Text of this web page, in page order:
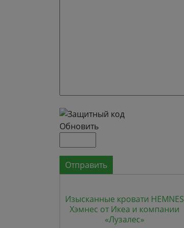
Обновить
Отправить
Изысканные кровати HEMNES
Хэмнес от Икеа и компании
«Лузалес»